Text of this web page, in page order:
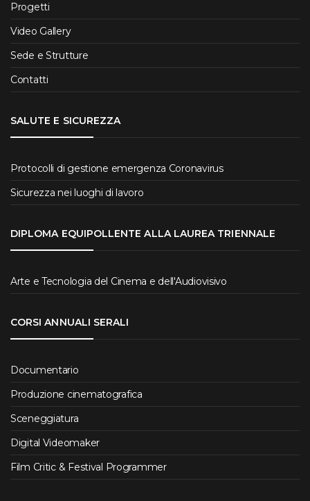
Progetti
Video Gallery
Sede e Strutture
Contatti
SALUTE E SICUREZZA
Protocolli di gestione emergenza Coronavirus
Sicurezza nei luoghi di lavoro
DIPLOMA EQUIPOLLENTE ALLA LAUREA TRIENNALE
Arte e Tecnologia del Cinema e dell'Audiovisivo
CORSI ANNUALI SERALI
Documentario
Produzione cinematografica
Sceneggiatura
Digital Videomaker
Film Critic & Festival Programmer